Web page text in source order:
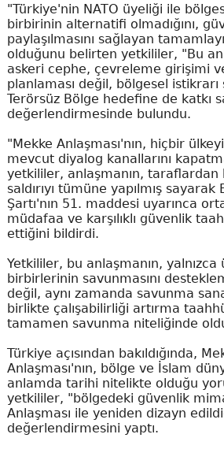
"Türkiye'nin NATO üyeliği ile
birbirinin alternatifi olmadığını,
paylaşılmasını sağlayan
olduğunu belirten yetkililer, "Bu
askeri cephe, çevreleme girişimi
planlaması değil, bölgesel
Terörsüz Bölge hedefine de katkı
değerlendirmesinde bulundu.
"Mekke Anlaşması'nın, hiçbir
mevcut diyalog kanallarını
yetkililer, anlaşmanın, taraflardan
saldırıyı tümüne yapılmış
Şartı'nın 51. maddesi uyarınca
müdafaa ve karşılıklı güvenlik
ettiğini bildirdi.
Yetkililer, bu anlaşmanın, yalnızca
birbirlerinin savunmasını
değil, aynı zamanda savunma
birlikte çalışabilirliği artırma
tamamen savunma niteliğinde
Türkiye açısından bakıldığında,
Anlaşması'nın, bölge ve İslam
anlamda tarihi nitelikte olduğu
yetkililer, "bölgedeki güvenlik
Anlaşması ile yeniden dizayn
değerlendirmesini yaptı.